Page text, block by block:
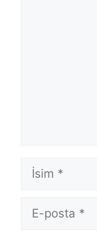
İsim
posta